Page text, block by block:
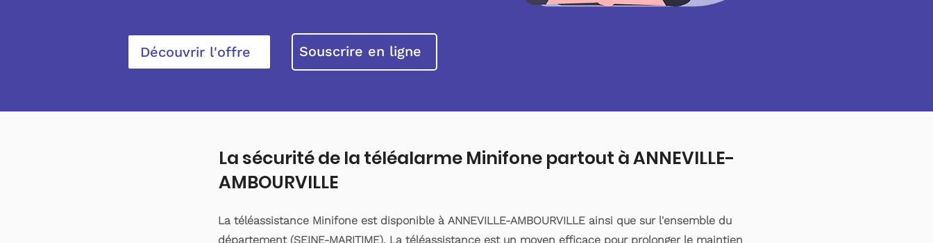
Découvrir l'offre Souscrire en ligne
La sécurité de la téléalarme Minifone partout à ANNEVILLE-
AMBOURVILLE
La téléassistance Minifone est disponible à ANNEVILLE-AMBOURVILLE ainsi que sur l'ensemble du
département (SEINE-MARITIME). La téléassistance est un moyen efficace pour prolonger le maintien